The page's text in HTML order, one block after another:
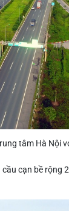
tâm Hà Nội
cạn bề rộng